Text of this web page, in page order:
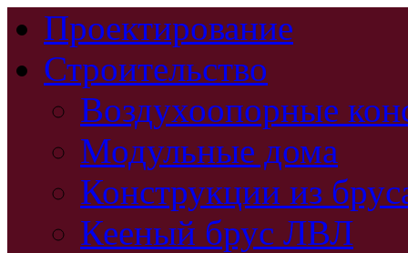
Проектирование
Строительство
Воздухоопорные
Модульные дома
Конструкции из
Кееный брус ЛВЛ